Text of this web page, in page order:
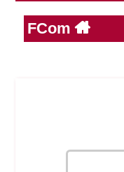
Reservas
FCom